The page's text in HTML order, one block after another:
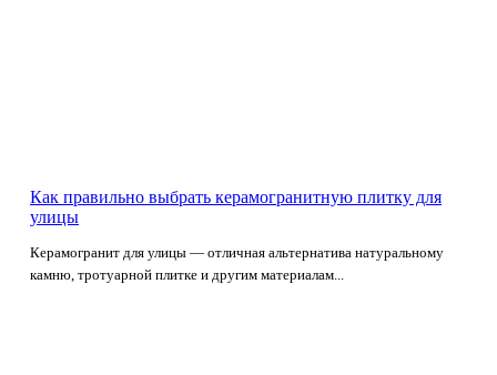
Как правильно выбрать керамогранитную плитку для
улицы
Керамогранит для улицы — отличная альтернатива натуральному
камню, тротуарной плитке и другим материалам...